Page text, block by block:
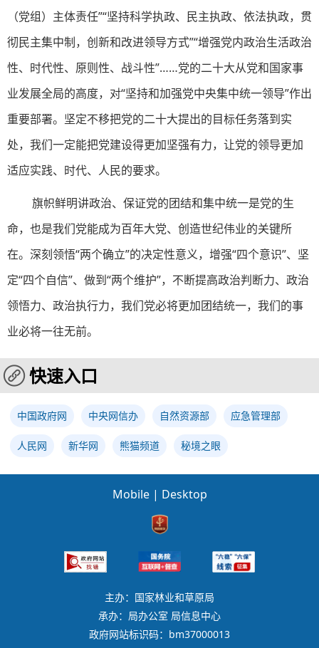
（党组）主体责任”“坚持科学执政、民主执政、依法执政，贯
彻民主集中制，创新和改进领导方式”“增强党内政治生活政治
性、时代性、原则性、战斗性”……党的二十大从党和国家事
业发展全局的高度，对“坚持和加强党中央集中统一领导”作出
重要部署。坚定不移把党的二十大提出的目标任务落到实
处，我们一定能把党建设得更加坚强有力，让党的领导更加
适应实践、时代、人民的要求。
旗帜鲜明讲政治、保证党的团结和集中统一是党的生
命，也是我们党能成为百年大党、创造世纪伟业的关键所
在。深刻领悟“两个确立”的决定性意义，增强“四个意识”、坚
定“四个自信”、做到“两个维护”，不断提高政治判断力、政治
领悟力、政治执行力，我们党必将更加团结统一，我们的事
业必将一往无前。
快速入口
中国政府网 中央网信办 自然资源部 应急管理部
人民网 新华网 熊猫频道 秘境之眼
Mobile | Desktop
主办：国家林业和草原局
承办：局办公室 局信息中心
政府网站标识码：bm37000013